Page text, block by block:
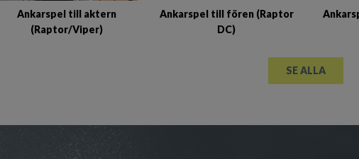
Ankarspel till aktern
(Raptor/Viper)
Ankarspel till fören (Raptor
DC)
SE ALLA